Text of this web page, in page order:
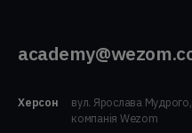
Херсон
вул. Ярослава
компанія Wezom